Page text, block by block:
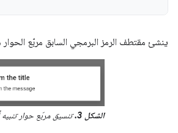
ينشئ مقتطف الرمز البرمجي السابق مربّع الحوار
الشكل 3. تنسيق مربّع حوار